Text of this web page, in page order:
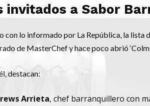
invitados a Sabor
con lo informado por La República, la lista
de MasterChef y hace poco abrió
destacan:
Arrieta, chef barranquillero con